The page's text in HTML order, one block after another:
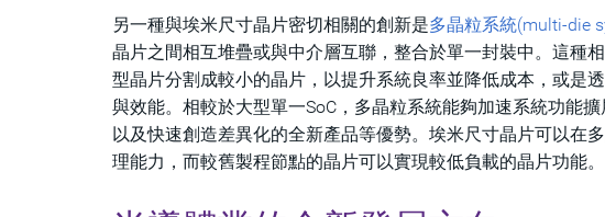
另一種與埃米尺寸晶片密切相關的創新是多晶粒系統(multi-die
晶片之間相互堆疊或與中介層互聯，整合於單一封裝中。這種
型晶片分割成較小的晶片，以提升系統良率並降低成本，或是
與效能。相較於大型單一SoC，多晶粒系統能夠加速系統功能
以及快速創造差異化的全新產品等優勢。埃米尺寸晶片可以在
理能力，而較舊製程節點的晶片可以實現較低負載的晶片功能。